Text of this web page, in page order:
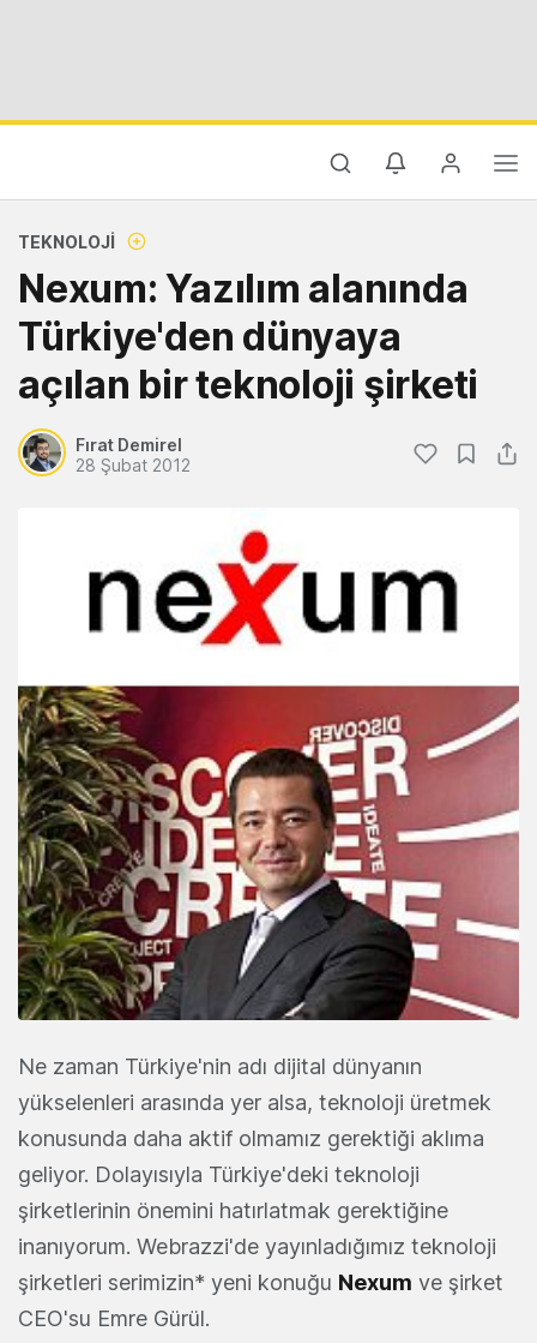
TEKNOLOJI
Nexum: Yazılım alanında
Türkiye'den dünyaya
açılan bir teknoloji şirketi
Fırat Demirel
28 Şubat 2012
Ne zaman Türkiye'nin adı dijital dünyanın
yükselenleri arasında yer alsa, teknoloji üretmek
konusunda daha aktif olmamız gerektiği aklıma
geliyor. Dolayısıyla Türkiye'deki teknoloji
şirketlerinin önemini hatırlatmak gerektiğine
inanıyorum. Webrazzi'de yayınladığımız teknoloji
şirketleri serimizin* yeni konuğu Nexum ve şirket
CEO'su Emre Gürül.